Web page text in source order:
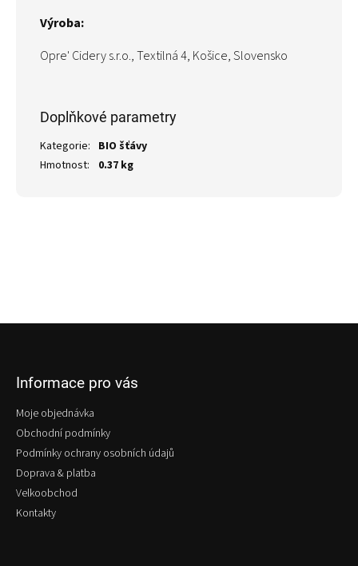
Výroba:
Opre' Cidery s.r.o., Textilná 4, Košice, Slovensko
Doplňkové parametry
Kategorie: BIO šťávy
Hmotnost: 0.37 kg
Informace pro vás
Moje objednávka
Obchodní podmínky
Podmínky ochrany osobních údajů
Doprava & platba
Velkoobchod
Kontakty